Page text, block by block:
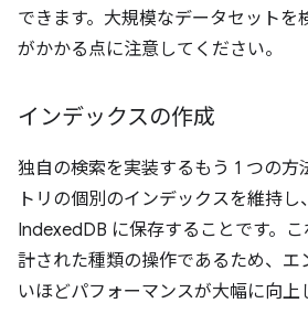
できます。大規模なデータセットを
がかかる点に注意してください。
インデックスの作成
独自の検索を実装するもう 1 つの方
トリの個別のインデックスを維持
IndexedDB に保存することです。
計された種類の操作であるため、エ
いほどパフォーマンスが大幅に向上